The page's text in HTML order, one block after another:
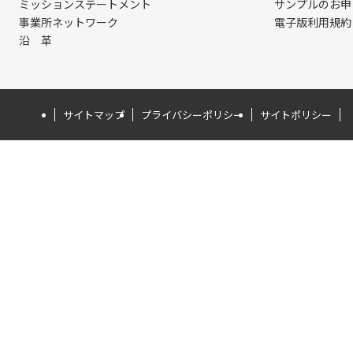
ミッションステートメント
事業所ネットワーク
沿 革
サンプルのお
電子版利用規約
サイトマップ プライバシーポリシー サイトポリシー